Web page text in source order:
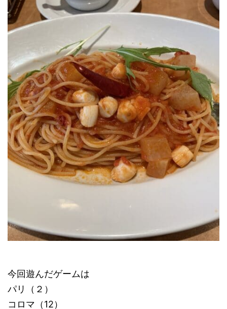
今回遊んだゲームは
パリ（２）
コロマ（12）